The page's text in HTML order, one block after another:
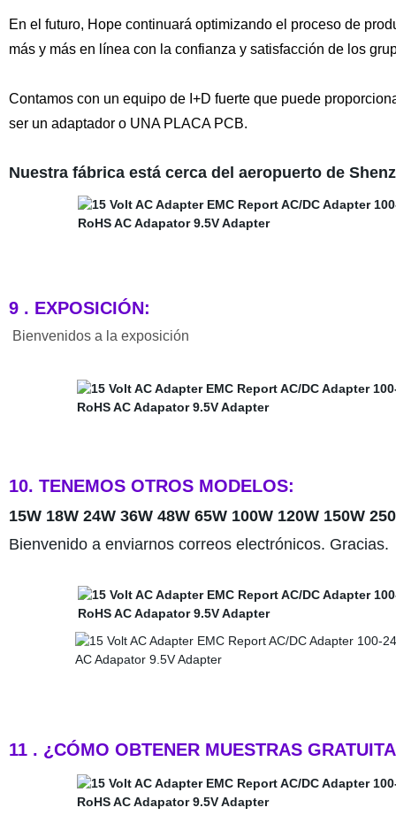
En el futuro, Hope continuará optimizando el proceso de
más y más en línea con la confianza y satisfacción de los
Contamos con un equipo de I+D fuerte que puede
ser un adaptador o UNA PLACA PCB.
Nuestra fábrica está cerca del aeropuerto de
9 . EXPOSICIÓN:
Bienvenidos a la exposición
10. TENEMOS OTROS MODELOS:
15W 18W 24W 36W 48W 65W 100W 120W 150W
Bienvenido a enviarnos correos electrónicos. Gracias.
11 . ¿CÓMO OBTENER MUESTRAS